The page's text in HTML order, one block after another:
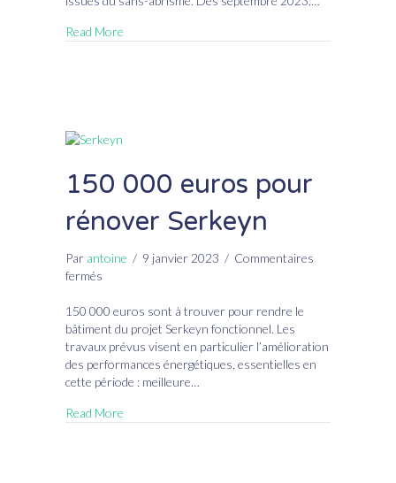
?
Read More
150 000 euros pour
rénover Serkeyn
Par antoine / 9 janvier 2023 / Commentaires
fermés
000
euros
pour
rénover
Serkeyn
150 000 euros sont à trouver pour rendre le
bâtiment du projet Serkeyn fonctionnel. Les
travaux prévus visent en particulier l’amélioration
des performances énergétiques, essentielles en
cette période : meilleure…
Read More